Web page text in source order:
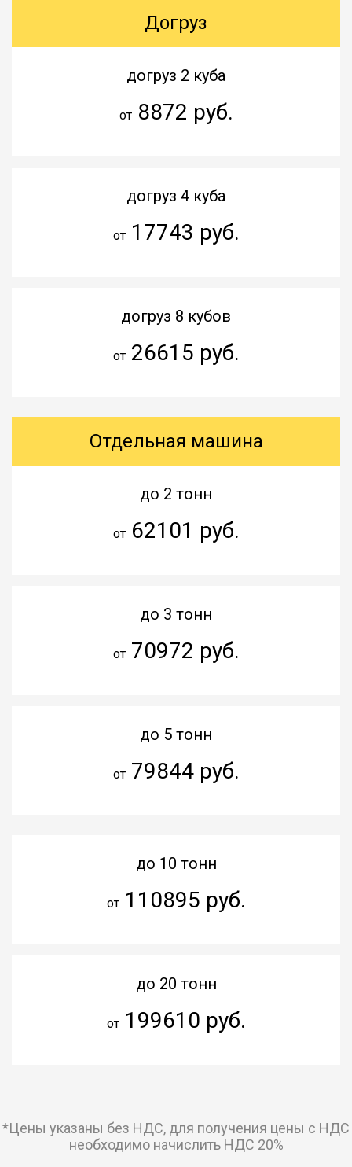
Догруз
догруз 2 куба
от8872 руб.
догруз 4 куба
от17743 руб.
догруз 8 кубов
от26615 руб.
Отдельная машина
до 2 тонн
от62101 руб.
до 3 тонн
от70972 руб.
до 5 тонн
от79844 руб.
до 10 тонн
от110895 руб.
до 20 тонн
от199610 руб.
*Цены указаны без НДС, для получения цены с НДС
необходимо начислить НДС 20%